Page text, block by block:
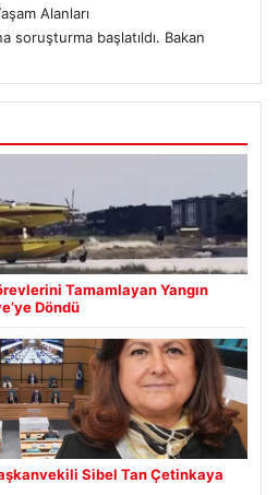
Alanları
soruşturma başlatıldı. Bakan
Tamamlayan Yangın
Döndü
Sibel Tan Çetinkaya